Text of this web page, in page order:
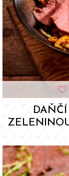
favorite